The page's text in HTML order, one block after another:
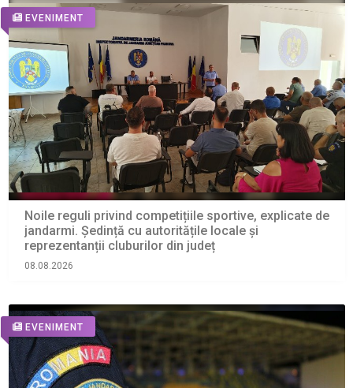
EVENIMENT
Noile reguli privind competițiile sportive, explicate de
jandarmi. Ședință cu autoritățile locale și
reprezentanții cluburilor din județ
08.08.2026
EVENIMENT